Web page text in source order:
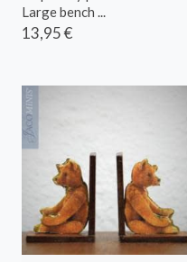
Large bench ...
13,95 €